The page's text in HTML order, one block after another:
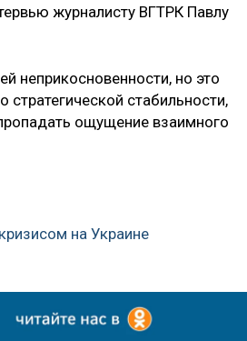
журналисту ВГТРК Павлу
неприкосновенности, но это
стабильности,
ощущение взаимного
на Украине